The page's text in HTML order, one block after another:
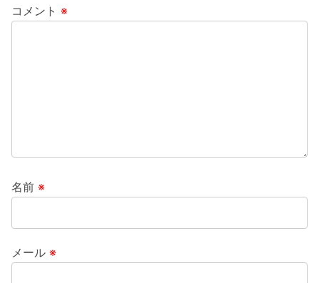
コメント ※
名前 ※
メール ※